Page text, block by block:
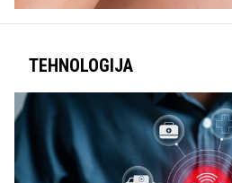
TEHNOLOGIJA